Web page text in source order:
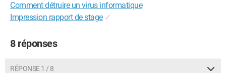
Comment détruire un virus informatique
Impression rapport de stage ✓
8 réponses
RÉPONSE 1 / 8